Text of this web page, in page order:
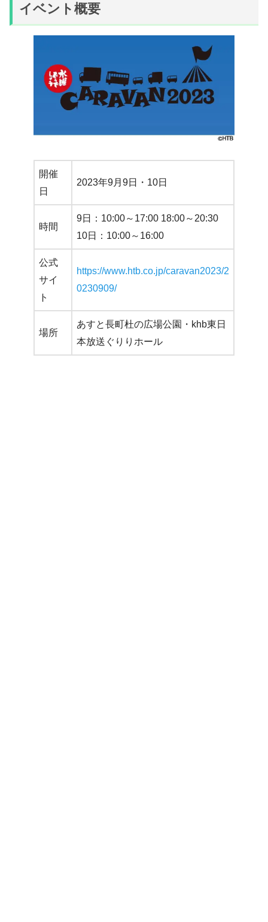
イベント概要
開催
日
2023年9月9日・10日
時間
9日：10:00～17:00 18:00～20:30
10日：10:00～16:00
公式
サイ
ト
https://www.htb.co.jp/caravan2023/2
0230909/
場所
あすと長町杜の広場公園・khb東日
本放送ぐりりホール